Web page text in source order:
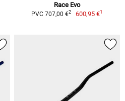
Race Evo
PVC 707,00 €2 600,95 €1